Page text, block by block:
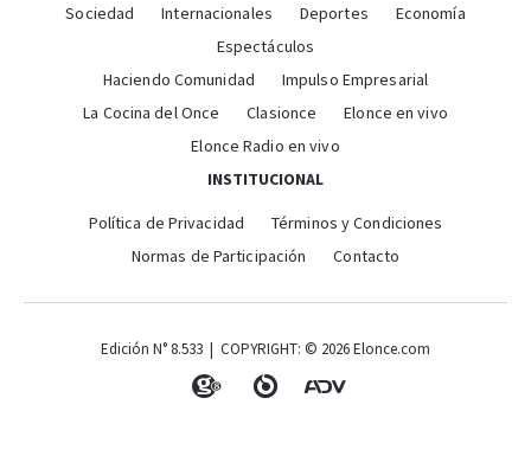
Sociedad
Internacionales Deportes
Economía
Espectáculos
Haciendo Comunidad
Impulso Empresarial
La Cocina del Once
Clasionce
Elonce en vivo
Elonce Radio en vivo
INSTITUCIONAL
Política de Privacidad
Términos y Condiciones
Normas de Participación
Contacto
Edición N° 8.533 | COPYRIGHT: © 2026 Elonce.com